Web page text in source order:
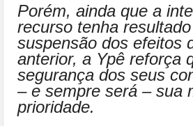
Porém, ainda que a
recurso tenha
suspensão dos efeitos
anterior, a Ypê reforça
segurança dos seus
– e sempre será – sua
prioridade.